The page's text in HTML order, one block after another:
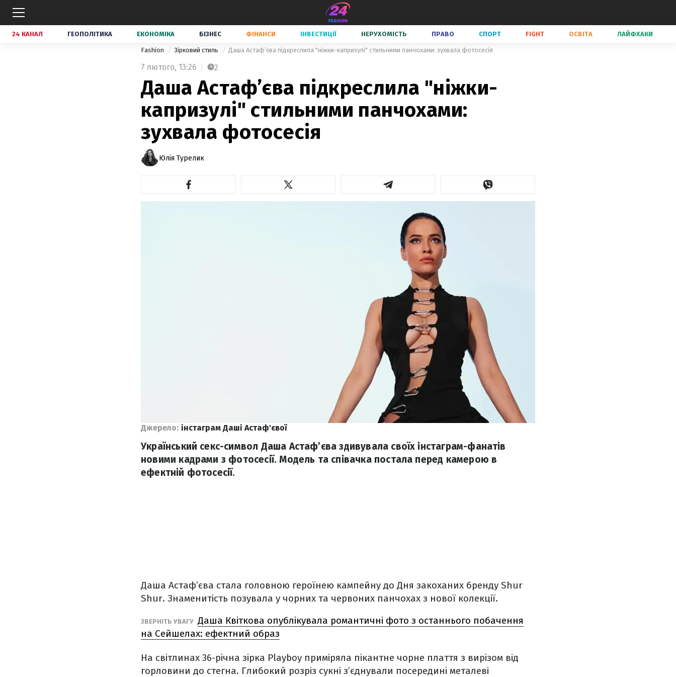
24 КАНАЛ ГЕОПОЛІТИКА ЕКОНОМІКА БІЗНЕС ФІНАНСИ ІНВЕСТИЦІЇ НЕРУХОМІСТЬ ПРАВО СПОРТ FIGHT ОСВІТА ЛАЙФХАКИ
Fashion Зірковий стиль Даша Астаф’єва підкреслила "ніжки-капризулі" стильними панчохами: зухвала фотосесія
7 лютого, 13:26 2
Даша Астаф’єва підкреслила "ніжки-
капризулі" стильними панчохами:
зухвала фотосесія
Юлія Турелик
Джерело: інстаграм Даші Астаф'євої
Український секс-символ Даша Астаф’єва здивувала своїх інстаграм-фанатів
новими кадрами з фотосесії. Модель та співачка постала перед камерою в
ефектній фотосесії.
Даша Астаф’єва стала головною героїнею кампейну до Дня закоханих бренду Shur
Shur. Знаменитість позувала у чорних та червоних панчохах з нової колекції.
ЗВЕРНІТЬ УВАГУ Даша Квіткова опублікувала романтичні фото з останнього побачення
на Сейшелах: ефектний образ
На світлинах 36-річна зірка Playboy приміряла пікантне чорне плаття з вирізом від
горловини до стегна. Глибокий розріз сукні з’єднували посередині металеві